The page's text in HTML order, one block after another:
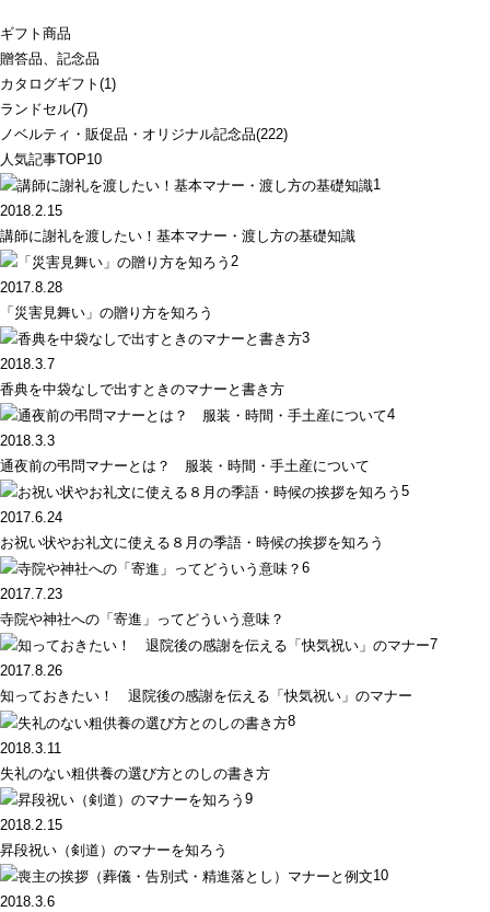
ギフト商品
贈答品、記念品
カタログギフト(1)
ランドセル(7)
ノベルティ・販促品・オリジナル記念品(222)
人気記事TOP10
1
2018.2.15
講師に謝礼を渡したい！基本マナー・渡し方の基礎知識
2
2017.8.28
「災害見舞い」の贈り方を知ろう
3
2018.3.7
香典を中袋なしで出すときのマナーと書き方
4
2018.3.3
通夜前の弔問マナーとは？ 服装・時間・手土産について
5
2017.6.24
お祝い状やお礼文に使える８月の季語・時候の挨拶を知ろう
6
2017.7.23
寺院や神社への「寄進」ってどういう意味？
7
2017.8.26
知っておきたい！ 退院後の感謝を伝える「快気祝い」のマナー
8
2018.3.11
失礼のない粗供養の選び方とのしの書き方
9
2018.2.15
昇段祝い（剣道）のマナーを知ろう
10
2018.3.6